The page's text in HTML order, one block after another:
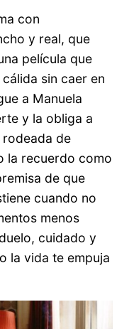
con
y real, que
película que
sin caer en
a Manuela
y la obliga a
de
la recuerdo como
de que
cuando no
menos
cuidado y
la vida te empuja